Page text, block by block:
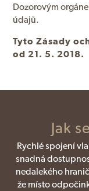
Dozorovým
údajů.
Tyto Zásady
od 21. 5. 2018.
Jak
Rychlé spojení
snadná
nedalekého
že místo